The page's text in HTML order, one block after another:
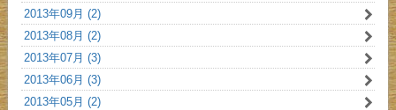
2013年09月 (2)
2013年08月 (2)
2013年07月 (3)
2013年06月 (3)
2013年05月 (2)